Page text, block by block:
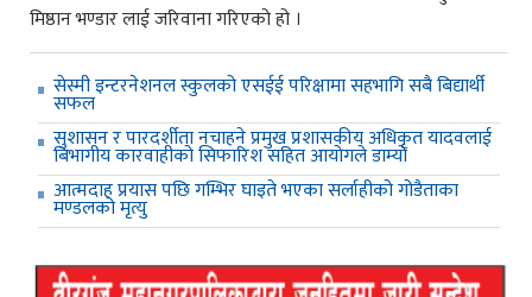
मिष्ठान भण्डार लाई जरिवाना गरिएको हो ।
सेस्मी इन्टरनेशनल स्कुलको एसईई परिक्षामा सहभागि सबै बिद्यार्थी
सफल
सुशासन र पारदर्शीता नचाहने प्रमुख प्रशासकीय अधिकृत यादवलाई
बिभागीय कारवाहीको सिफारिश सहित आयोगले डाम्यो
आत्मदाह प्रयास पछि गम्भिर घाइते भएका सर्लाहीको गोडैताका
मण्डलको मृत्यु